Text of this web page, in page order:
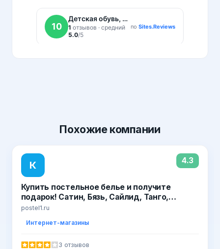
Похожиекомпании
К 4.3
Купить постельное белье и получите
подарок! Сатин, Бязь, Сайлид, Танго,
Детское постельное, халаты, покрывала,
postel1.ru
Интернет-магазины
3 отзывов